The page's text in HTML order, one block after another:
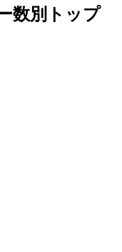
数別トップ